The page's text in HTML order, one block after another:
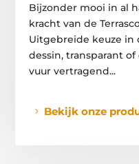
Bijzonder mooi in al
kracht van de
Uitgebreide keuze in
dessin, transparant
vuur vertragend...
Bekijk onze